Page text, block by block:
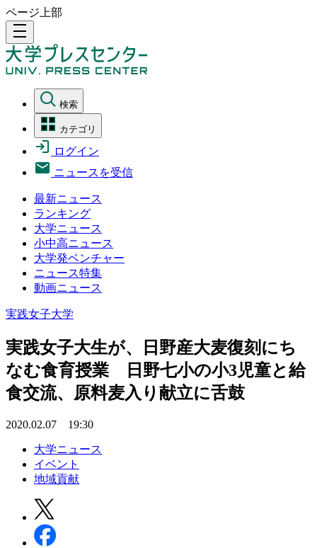
ページ上部
density_medium
検索
カテゴリ
ログイン
ニュースを受信
最新ニュース
ランキング
大学ニュース
小中高ニュース
大学発ベンチャー
ニュース特集
動画ニュース
実践女子大学
実践女子大生が、日野産大麦復刻にち
なむ食育授業 日野七小の小3児童と給
食交流、原料麦入り献立に舌鼓
2020.02.07 19:30
大学ニュース
イベント
地域貢献